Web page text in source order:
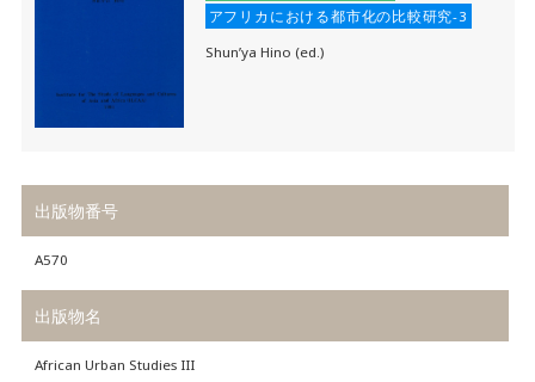
アフリカにおける都市化の比較研究-3
Shun’ya Hino (ed.)
出版物番号
A570
出版物名
African Urban Studies III